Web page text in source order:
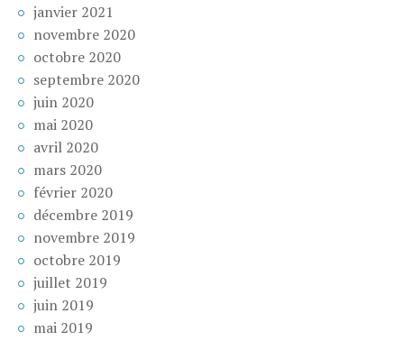
janvier 2021
novembre 2020
octobre 2020
septembre 2020
juin 2020
mai 2020
avril 2020
mars 2020
février 2020
décembre 2019
novembre 2019
octobre 2019
juillet 2019
juin 2019
mai 2019